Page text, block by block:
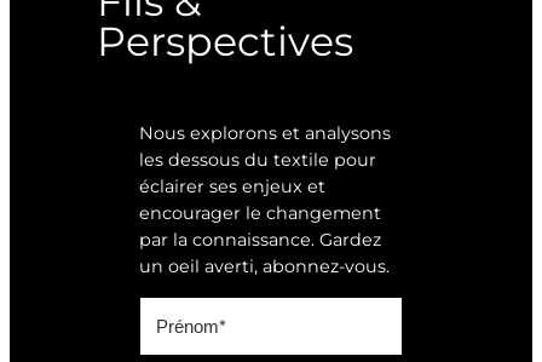
Perspectives
Nous explorons et analysons
les dessous du textile pour
éclairer ses enjeux et
encourager le changement
par la connaissance. Gardez
un oeil averti, abonnez-vous.